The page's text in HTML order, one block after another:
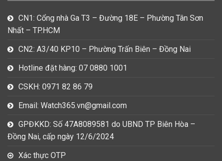
CN1: Cổng nhà Ga T3 – Đường 18E – Phường Tân Sơn
Nhất – TP.HCM
CN2: A3/40 KP10 – Phường Trấn Biên – Đồng Nai
Hotline đặt hàng: 07 0880 1001
CSKH: 0971 82 86 79
Email: Watch365.vn@gmail.com
GPĐKKD: Số 47A8089581 do UBND TP Biên Hòa –
Đồng Nai, cấp ngày 12/6/2024
Xác thực OTP